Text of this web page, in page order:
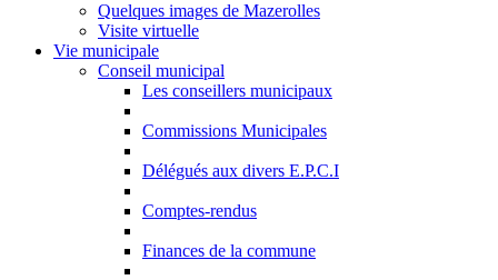
Quelques images de Mazerolles
Visite virtuelle
Vie municipale
Conseil municipal
Les conseillers municipaux
Commissions Municipales
Délégués aux divers E.P.C.I
Comptes-rendus
Finances de la commune